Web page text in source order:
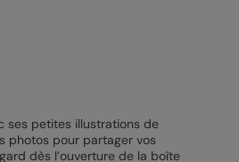
ses petites illustrations de
photos pour partager vos
dès l’ouverture de la boîte